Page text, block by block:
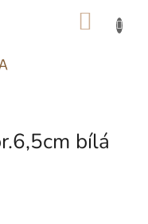
bílá